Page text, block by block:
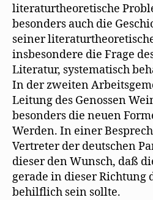
literaturtheoretische
besonders auch die
seiner
insbesondere die Frage
Literatur, systematisch
In der zweiten
Leitung des Genossen
besonders die neuen
Werden. In einer
Vertreter der deutschen
dieser den Wunsch, daß
gerade in dieser Richtung
behilflich sein sollte.